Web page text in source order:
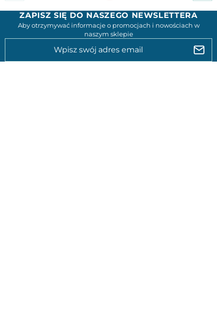
ZAPISZ SIĘ DO NASZEGO NEWSLETTERA
Aby otrzymywać informacje o promocjach i nowościach w
naszym sklepie